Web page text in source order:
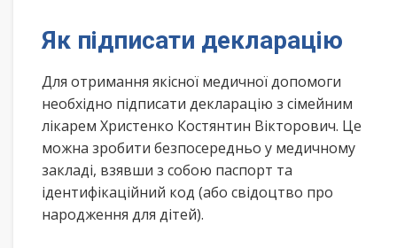
Як підписати декларацію
Для отримання якісної медичної допомоги
необхідно підписати декларацію з сімейним
лікарем Христенко Костянтин Вікторович. Це
можна зробити безпосередньо у медичному
закладі, взявши з собою паспорт та
ідентифікаційний код (або свідоцтво про
народження для дітей).